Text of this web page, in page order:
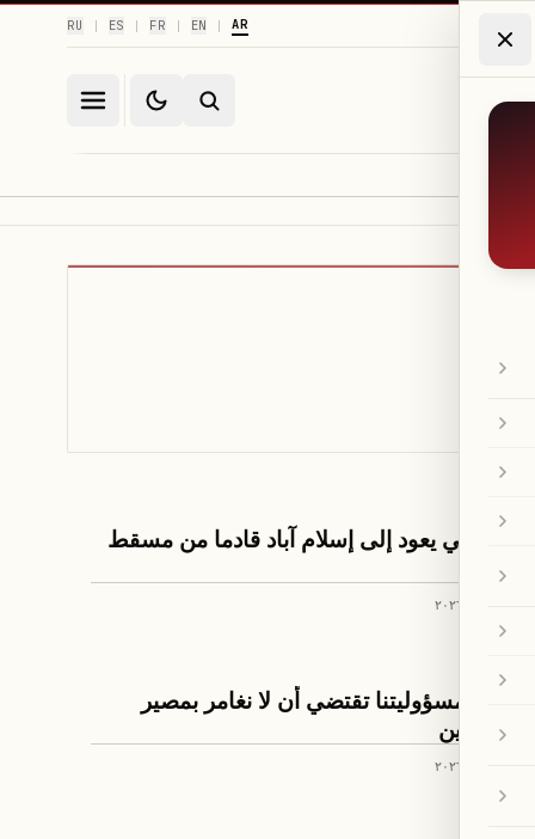
AR
|
EN
|
FR
|
ES
|
RU
العالمعراقجي يعود إلى إسلام آباد قادما من مسقط
اخبار لبنانجابر: مسؤوليتنا تقتضي أن لا نغامر بمصير
اللبنانيين